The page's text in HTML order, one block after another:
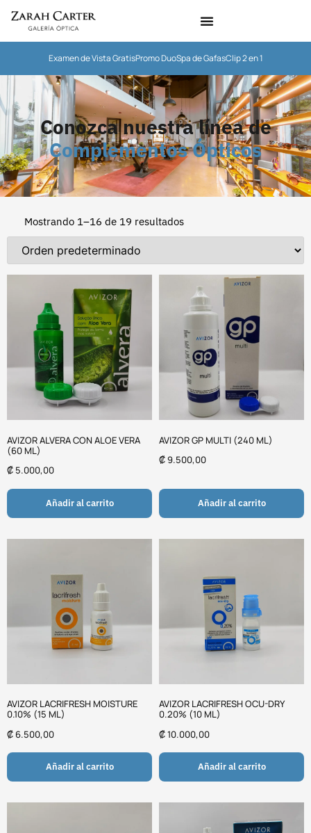
Examen de Vista GratisPromo DuoSpa de GafasClip 2 en 1
Conozca nuestra línea de
Complementos Ópticos
Mostrando 1–16 de 19 resultados
AVIZOR ALVERA CON ALOE VERA
(60 ML)
₡ 5.000,00
Añadir al carrito
AVIZOR GP MULTI (240 ML)
₡9.500,00
Añadir al carrito
AVIZOR LACRIFRESH MOISTURE
0.10% (15 ML)
₡ 6.500,00
Añadir al carrito
AVIZOR LACRIFRESH OCU-DRY
0.20% (10 ML)
₡10.000,00
Añadir al carrito